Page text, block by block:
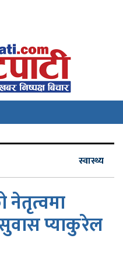
स्वास्थ्य
नेतृत्वमा
प्याकुरेल